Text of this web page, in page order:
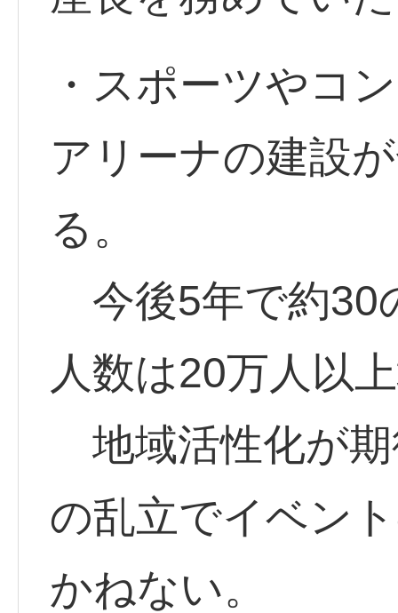
・スポーツやコ
アリーナの建設
る。
今後5年で約30
人数は20万人以
地域活性化が期
の乱立でイベン
かねない。